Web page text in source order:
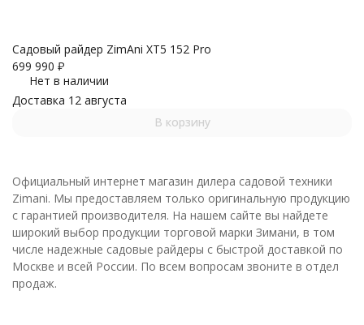
Садовый райдер ZimAni XT5 152 Pro
699 990 ₽
Нет в наличии
Доставка 12 августа
В корзину
Официальный интернет магазин дилера садовой техники
Zimani. Мы предоставляем только оригинальную продукцию
с гарантией производителя. На нашем сайте вы найдете
широкий выбор продукции торговой марки Зимани, в том
числе надежные садовые райдеры с быстрой доставкой по
Москве и всей России. По всем вопросам звоните в отдел
продаж.